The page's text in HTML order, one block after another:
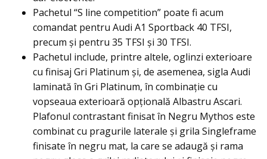
Pachetul “S line competition” poate fi acum
comandat pentru Audi A1 Sportback 40 TFSI,
precum și pentru 35 TFSI și 30 TFSI.
Pachetul include, printre altele, oglinzi exterioare
cu finisaj Gri Platinum și, de asemenea, sigla Audi
laminată în Gri Platinum, în combinație cu
vopseaua exterioară opțională Albastru Ascari.
Plafonul contrastant finisat în Negru Mythos este
combinat cu pragurile laterale și grila Singleframe
finisate în negru mat, la care se adaugă și rama